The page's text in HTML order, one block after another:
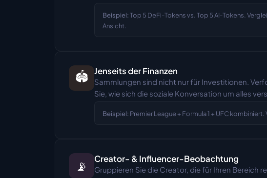
Beispiel:Top 5 DeFi-Tokens vs. Top 5 AI-Tokens.
Ansicht.
🏟️ Jenseits der Finanzen
Sammlungen sind nicht nur für Investitionen.
Sie, wie sich die soziale Konversation um alles
Beispiel: Premier League + Formula 1 + UFC
📡 Creator- & Influencer-Beobachtung
Gruppieren Sie die Creator, die für Ihren